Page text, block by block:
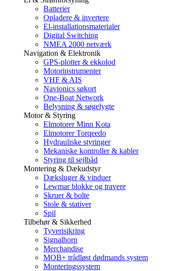
Batterier
Opladere & invertere
El-installationsmaterialer
Digital Switching
NMEA 2000 netværk
Navigation & Elektronik
GPS-plotter & ekkolod
Motorinstrumenter
VHF & AIS
Navionics søkort
One-Boat Network
Belysning & søgelygte
Motor & Styring
Elmotorer Minn Kota
Elmotorer Torqeedo
Hydrauliske styringer
Mekaniske kontroller & kabler
Styring til sejlbåd
Montering & Dækudstyr
Dæksluger & vinduer
Lewmar blokke og travere
Skruer & bolte
Stole & stativer
Spil
Tilbehør & Sikkerhed
Tyverisikring
Signalhorn
Merchandise
MOB+ trådløst dødmands system
Monteringssystem